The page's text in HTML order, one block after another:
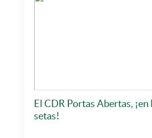
El CDR Portas Abertas, ¡en
setas!